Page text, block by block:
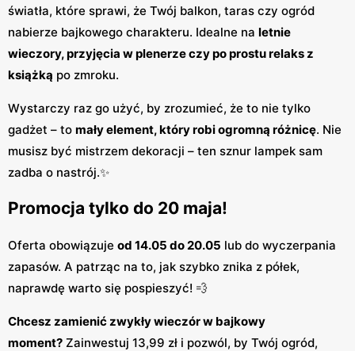
światła, które sprawi, że Twój balkon, taras czy ogród
nabierze bajkowego charakteru. Idealne na letnie
wieczory, przyjęcia w plenerze czy po prostu relaks z
książką po zmroku.
Wystarczy raz go użyć, by zrozumieć, że to nie tylko
gadżet – to mały element, który robi ogromną różnicę. Nie
musisz być mistrzem dekoracji – ten sznur lampek sam
zadba o nastrój.✨
Promocja tylko do 20 maja!
Oferta obowiązuje od 14.05 do 20.05 lub do wyczerpania
zapasów. A patrząc na to, jak szybko znika z półek,
naprawdę warto się pospieszyć! 💨
Chcesz zamienić zwykły wieczór w bajkowy
moment? Zainwestuj 13,99 zł i pozwól, by Twój ogród,